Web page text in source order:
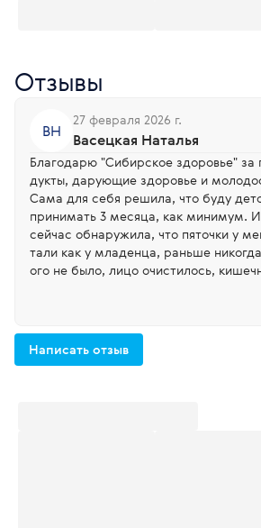
Отзывы
ВН
27 февраля 2026 г.
Васецкая Наталья
Благодарю "Сибирское здоровье" за
дукты, дарующие здоровье и
Сама для себя решила, что буду
принимать 3 месяца, как минимум.
сейчас обнаружила, что пяточки у
тали как у младенца, раньше
ого не было, лицо очистилось,
Написать отзыв